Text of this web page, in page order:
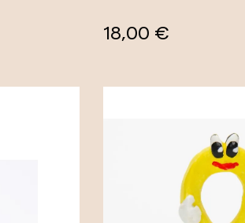
18,00 €